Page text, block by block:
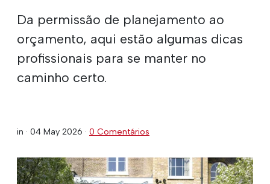
Da permissão de planejamento ao
orçamento, aqui estão algumas dicas
profissionais para se manter no
caminho certo.
in · 04 May 2026 · 0 Comentários